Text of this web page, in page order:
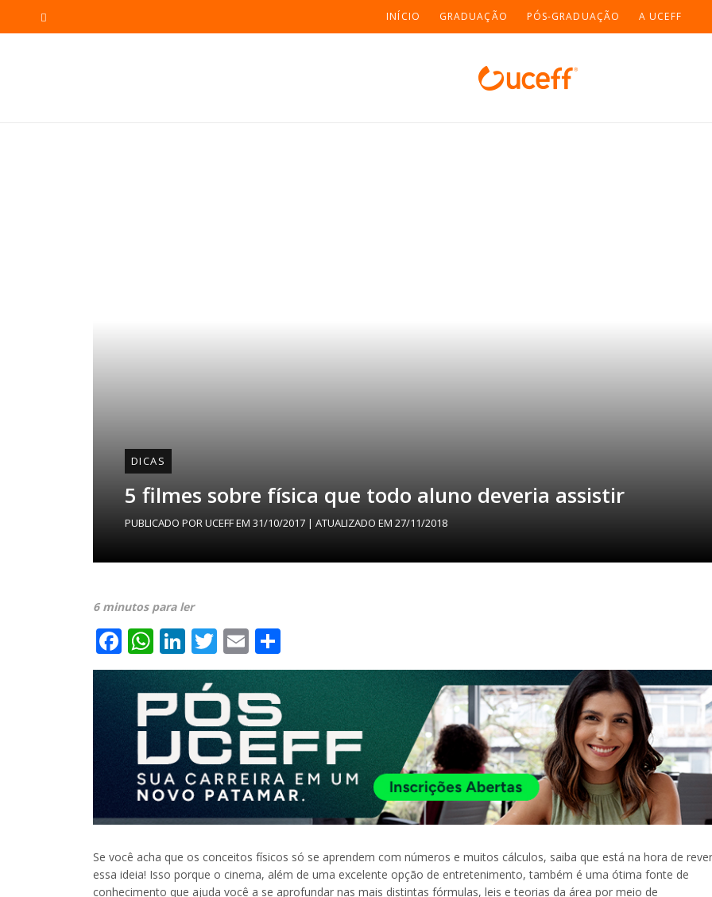
INÍCIO GRADUAÇÃO PÓS-GRADUAÇÃO A UCEFF
DICAS
5 filmes sobre física que todo aluno deveria assistir
PUBLICADO PORUCEFFEM 31/10/2017 | ATUALIZADO EM 27/11/2018
6 minutos para ler
Facebook
WhatsApp
LinkedIn
Twitter
Email
Se você acha que os conceitos físicos só se aprendem com números e muitos cálculos, saiba que está na hora de rever
essa ideia! Isso porque o cinema, além de uma excelente opção de entretenimento, também é uma ótima fonte de
conhecimento que ajuda você a se aprofundar nas mais distintas fórmulas, leis e teorias da área por meio de